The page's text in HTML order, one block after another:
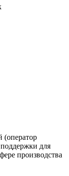
(оператор
для
производства